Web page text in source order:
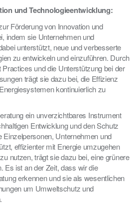
und Technologieentwicklung:
Förderung von Innovation und
indem sie Unternehmen und
unterstützt, neue und verbesserte
zu entwickeln und einzuführen. Durch
und die Unterstützung bei der
trägt sie dazu bei, die Effizienz
kontinuierlich zu
ein unverzichtbares Instrument
Entwicklung und den Schutz
Unternehmen und
effizienter mit Energie umzugehen
nutzen, trägt sie dazu bei, eine grünere
Es ist an der Zeit, dass wir die
erkennen und sie als wesentlichen
um Umweltschutz und